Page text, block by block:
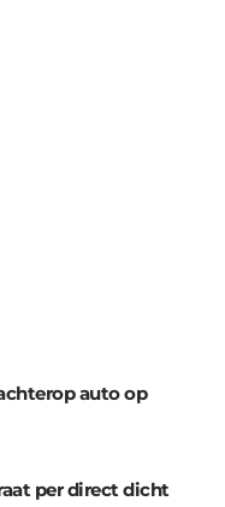
auto op
per direct dicht